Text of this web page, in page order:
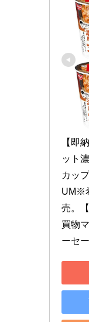
【即
ット
カッ
UM※
売。
買物
ーセ